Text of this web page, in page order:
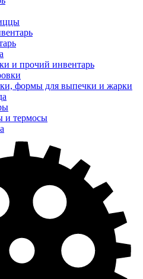
и прочий инвентарь
формы для выпечки и жарки
и термосы